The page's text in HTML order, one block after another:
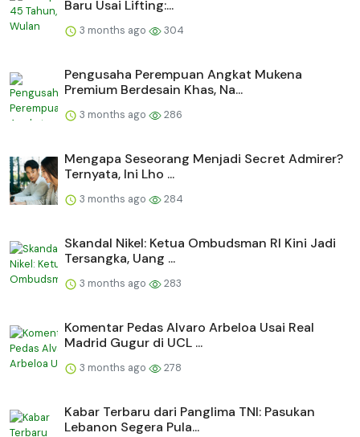
Baru Usai Lifting:...
3 months ago 304
Pengusaha Perempuan Angkat Mukena
Premium Berdesain Khas, Na...
3 months ago 286
Mengapa Seseorang Menjadi Secret Admirer?
Ternyata, Ini Lho ...
3 months ago 284
Skandal Nikel: Ketua Ombudsman RI Kini Jadi
Tersangka, Uang ...
3 months ago 283
Komentar Pedas Alvaro Arbeloa Usai Real
Madrid Gugur di UCL ...
3 months ago 278
Kabar Terbaru dari Panglima TNI: Pasukan
Lebanon Segera Pula...